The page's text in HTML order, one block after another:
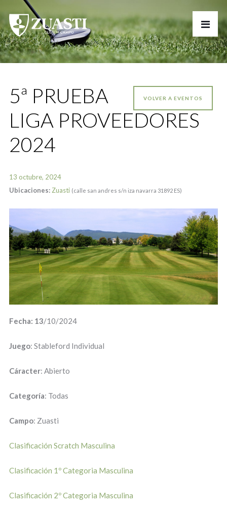
VOLVER A EVENTOS
5ª PRUEBA
LIGA PROVEEDORES
2024
13 octubre, 2024
Ubicaciones: Zuasti (calle san andres s/n iza navarra 31892 ES)
Fecha: 13/10/2024
Juego: Stableford Individual
Cáracter: Abierto
Categoría: Todas
Campo: Zuasti
Clasificación Scratch Masculina
Clasificación 1º Categoria Masculina
Clasificación 2º Categoria Masculina